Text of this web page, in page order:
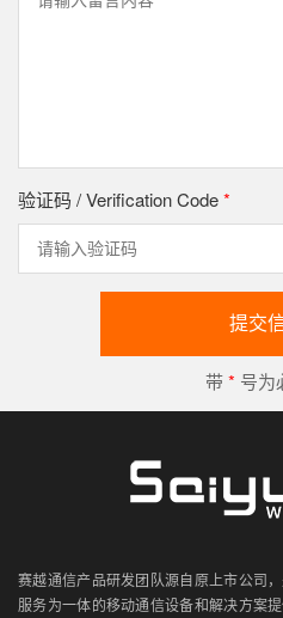
验证码 / Verification Code*
提交
带* 号为
赛越通信产品研发团队源自原上市公司
服务为一体的移动通信设备和解决方案